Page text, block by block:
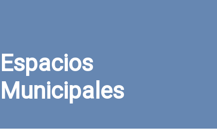
Espacios
Municipales